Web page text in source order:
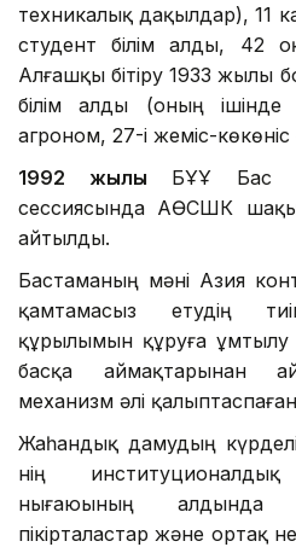
техникалық дақылдар), 11
студент білім алды, 42
Алғашқы бітіру 1933 жылы
білім алды (оның
агроном, 27-і жеміс-көкөніс
1992 жылы БҰҰ Бас
сессиясында АӨСШК
айтылды.
Бастаманың мәні Азия
қамтамасыз етудің
құрылымын құруға
басқа аймақтарынан
механизм әлі
Жаһандық дамудың
нің
нығаюының алдында
пікірталастар және ортақ